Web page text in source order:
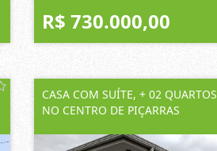
R$ 730.000,00
CASA COM SUÍTE, + 02 QUARTOS
NO CENTRO DE PIÇARRAS